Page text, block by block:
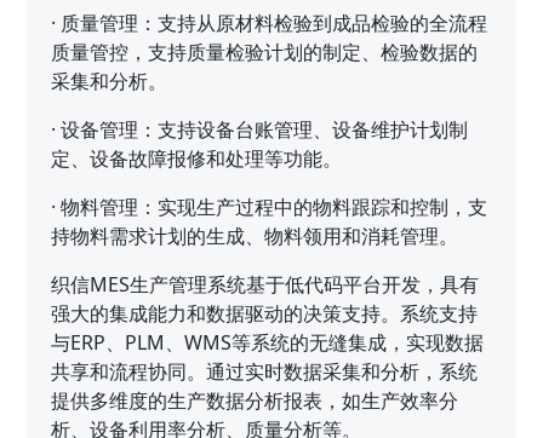
· 质量管理：支持从原材料检验到成品检验的全流程
质量管控，支持质量检验计划的制定、检验数据的
采集和分析。
·设备管理：支持设备台账管理、设备维护计划制
定、设备故障报修和处理等功能。
·物料管理：实现生产过程中的物料跟踪和控制，支
持物料需求计划的生成、物料领用和消耗管理。
织信MES生产管理系统基于低代码平台开发，具有
强大的集成能力和数据驱动的决策支持。系统支持
与ERP、PLM、WMS等系统的无缝集成，实现数据
共享和流程协同。通过实时数据采集和分析，系统
提供多维度的生产数据分析报表，如生产效率分
析、设备利用率分析、质量分析等。